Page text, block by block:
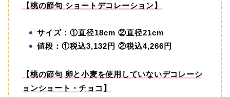
【桃の節句 ショートデコレーション】
サイズ：①直径18cm ②直径21cm
値段：①税込3,132円 ②税込4,266円
【桃の節句 卵と小麦を使用していないデコレーシ
ョンショート・チョコ】